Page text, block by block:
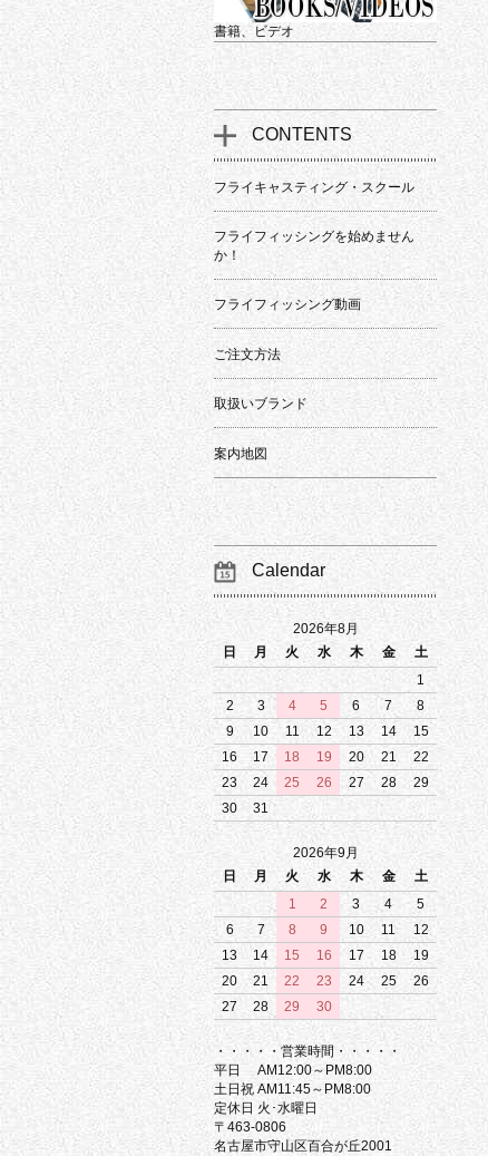
書籍、ビデオ
CONTENTS
フライキャスティング・スクール
フライフィッシングを始めません
か！
フライフィッシング動画
ご注文方法
取扱いブランド
案内地図
Calendar
2026年8月
日
月 火 水 木 金
土
1
2
3 4 5 6 7
8
9
10 11 12 13 14
15
16
17 18 19 20 21
22
23
24 25 26 27 28
29
30
31
2026年9月
日
月 火 水 木 金
土
1
2 3 4
5
6
7 8 9 10 11
12
13
14 15 16 17 18
19
20
21 22 23 24 25
26
27
28 29 30
・・・・・営業時間・・・・・
平日 AM12:00～PM8:00
土日祝 AM11:45～PM8:00
定休日 火･水曜日
〒463-0806
名古屋市守山区百合が丘2001